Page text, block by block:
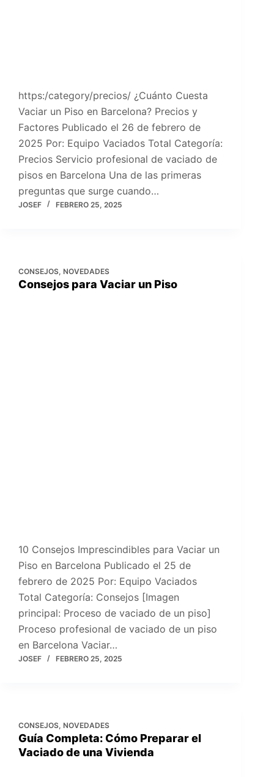
https:/category/precios/ ¿Cuánto Cuesta
Vaciar un Piso en Barcelona? Precios y
Factores Publicado el 26 de febrero de
2025 Por: Equipo Vaciados Total Categoría:
Precios Servicio profesional de vaciado de
pisos en Barcelona Una de las primeras
preguntas que surge cuando…
JOSEF FEBRERO 25, 2025
CONSEJOS, NOVEDADES
Consejos para Vaciar un Piso
10 Consejos Imprescindibles para Vaciar un
Piso en Barcelona Publicado el 25 de
febrero de 2025 Por: Equipo Vaciados
Total Categoría: Consejos [Imagen
principal: Proceso de vaciado de un piso]
Proceso profesional de vaciado de un piso
en Barcelona Vaciar…
JOSEF FEBRERO 25, 2025
CONSEJOS, NOVEDADES
Guía Completa: Cómo Preparar el
Vaciado de una Vivienda